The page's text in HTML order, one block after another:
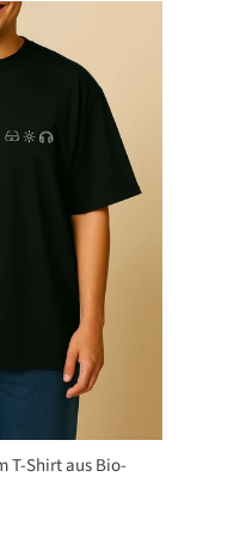
T-Shirt aus Bio-